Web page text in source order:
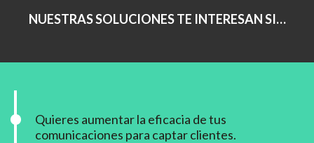
NUESTRAS SOLUCIONES TE INTERESAN SI…
Quieres aumentar la eficacia de tus
comunicaciones para captar clientes.